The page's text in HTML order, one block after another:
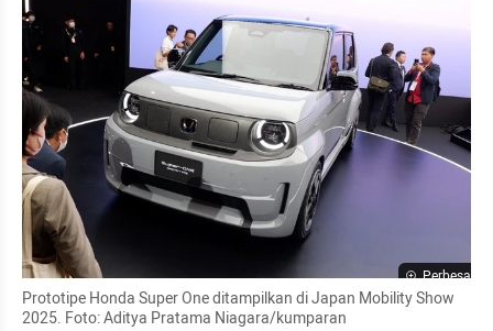
Perbesar
Prototipe Honda Super One ditampilkan di Japan Mobility Show
2025. Foto: Aditya Pratama Niagara/kumparan